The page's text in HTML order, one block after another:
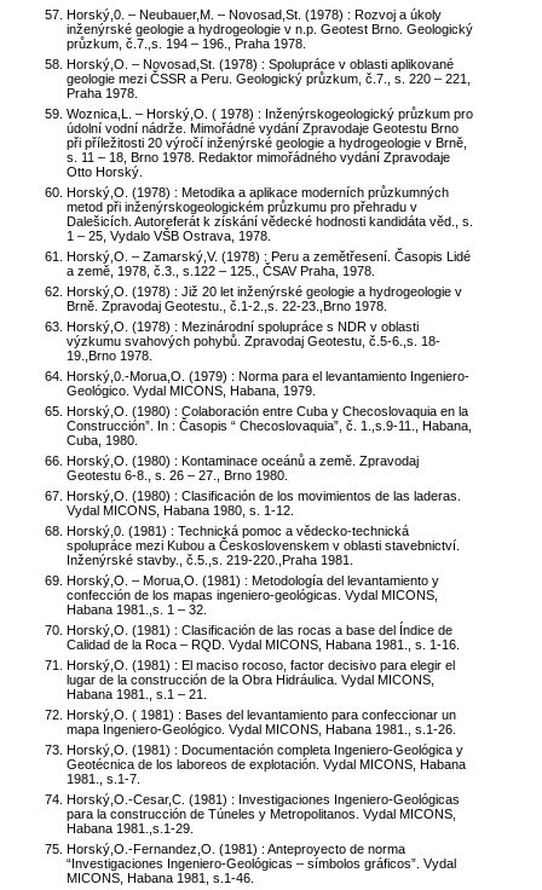
Horský,0. – Neubauer,M. – Novosad,St. (1978) : Rozvoj a úkoly
inženýrské geologie a hydrogeologie v n.p. Geotest Brno. Geologický
průzkum, č.7.,s. 194 – 196., Praha 1978.
Horský,O. – Novosad,St. (1978) : Spolupráce v oblasti aplikované
geologie mezi ČSSR a Peru. Geologický průzkum, č.7., s. 220 – 221,
Praha 1978.
Woznica,L. – Horský,O. ( 1978) : Inženýrskogeologický průzkum pro
údolní vodní nádrže. Mimořádné vydání Zpravodaje Geotestu Brno
při příležitosti 20 výročí inženýrské geologie a hydrogeologie v Brně,
s. 11 – 18, Brno 1978. Redaktor mimořádného vydání Zpravodaje
Otto Horský.
Horský,O. (1978) : Metodika a aplikace moderních průzkumných
metod při inženýrskogeologickém průzkumu pro přehradu v
Dalešicích. Autoreferát k získání vědecké hodnosti kandidáta věd., s.
1 – 25, Vydalo VŠB Ostrava, 1978.
Horský,O. – Zamarský,V. (1978) : Peru a zemětřesení. Časopis Lidé
a země, 1978, č.3., s.122 – 125., ČSAV Praha, 1978.
Horský,O. (1978) : Již 20 let inženýrské geologie a hydrogeologie v
Brně. Zpravodaj Geotestu., č.1-2.,s. 22-23.,Brno 1978.
Horský,O. (1978) : Mezinárodní spolupráce s NDR v oblasti
výzkumu svahových pohybů. Zpravodaj Geotestu, č.5-6.,s. 18-
19.,Brno 1978.
Horský,0.-Morua,O. (1979) : Norma para el levantamiento Ingeniero-
Geológico. Vydal MICONS, Habana, 1979.
Horský,O. (1980) : Colaboración entre Cuba y Checoslovaquia en la
Construcción”. In : Časopis “ Checoslovaquia”, č. 1.,s.9-11., Habana,
Cuba, 1980.
Horský,O. (1980) : Kontaminace oceánů a země. Zpravodaj
Geotestu 6-8., s. 26 – 27., Brno 1980.
Horský,O. (1980) : Clasificación de los movimientos de las laderas.
Vydal MICONS, Habana 1980, s. 1-12.
Horský,0. (1981) : Technická pomoc a vědecko-technická
spolupráce mezi Kubou a Československem v oblasti stavebnictví.
Inženýrské stavby., č.5.,s. 219-220.,Praha 1981.
Horský,O. – Morua,O. (1981) : Metodología del levantamiento y
confección de los mapas ingeniero-geológicas. Vydal MICONS,
Habana 1981.,s. 1 – 32.
Horský,O. (1981) : Clasificación de las rocas a base del Índice de
Calidad de la Roca – RQD. Vydal MICONS, Habana 1981., s. 1-16.
Horský,O. (1981) : El maciso rocoso, factor decisivo para elegir el
lugar de la construcción de la Obra Hidráulica. Vydal MICONS,
Habana 1981., s.1 – 21.
Horský,O. ( 1981) : Bases del levantamiento para confeccionar un
mapa Ingeniero-Geológico. Vydal MICONS, Habana 1981., s.1-26.
Horský,O. (1981) : Documentación completa Ingeniero-Geológica y
Geotécnica de los laboreos de explotación. Vydal MICONS, Habana
1981., s.1-7.
Horský,O.-Cesar,C. (1981) : Investigaciones Ingeniero-Geológicas
para la construcción de Túneles y Metropolitanos. Vydal MICONS,
Habana 1981.,s.1-29.
Horský,O.-Fernandez,O. (1981) : Anteproyecto de norma
“Investigaciones Ingeniero-Geológicas – símbolos gráficos”. Vydal
MICONS, Habana 1981, s.1-46.